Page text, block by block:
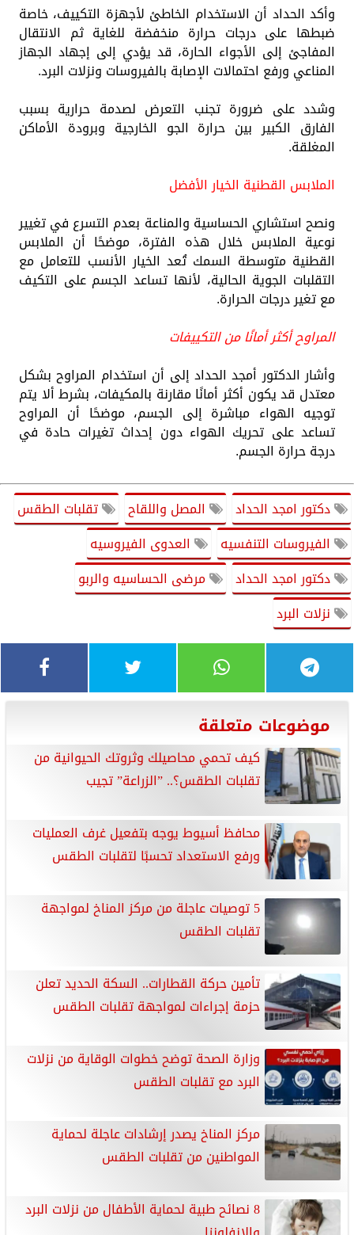
وأكد الحداد أن الاستخدام الخاطئ لأجهزة التكييف، خاصة
ضبطها على درجات حرارة منخفضة للغاية ثم الانتقال
المفاجئ إلى الأجواء الحارة، قد يؤدي إلى إجهاد الجهاز
المناعي ورفع احتمالات الإصابة بالفيروسات ونزلات البرد.
وشدد على ضرورة تجنب التعرض لصدمة حرارية بسبب
الفارق الكبير بين حرارة الجو الخارجية وبرودة الأماكن
المغلقة.
الملابس القطنية الخيار الأفضل
ونصح استشاري الحساسية والمناعة بعدم التسرع في تغيير
نوعية الملابس خلال هذه الفترة، موضحًا أن الملابس
القطنية متوسطة السمك تُعد الخيار الأنسب للتعامل مع
التقلبات الجوية الحالية، لأنها تساعد الجسم على التكيف
مع تغير درجات الحرارة.
المراوح أكثر أمانًا من التكييفات
وأشار الدكتور أمجد الحداد إلى أن استخدام المراوح بشكل
معتدل قد يكون أكثر أمانًا مقارنة بالمكيفات، بشرط ألا يتم
توجيه الهواء مباشرة إلى الجسم، موضحًا أن المراوح
تساعد على تحريك الهواء دون إحداث تغيرات حادة في
درجة حرارة الجسم.
دكتور امجد الحداد المصل واللقاح
تقلبات الطقس
الفيروسات التنفسيه
العدوى الفيروسيه
دكتور امجد الحداد
مرضى الحساسيه والربو
نزلات البرد
موضوعات متعلقة
كيف تحمي محاصيلك وثروتك الحيوانية من
تقلبات الطقس؟.. ”الزراعة” تجيب
محافظ أسيوط يوجه بتفعيل غرف العمليات
ورفع الاستعداد تحسبًا لتقلبات الطقس
5 توصيات عاجلة من مركز المناخ لمواجهة
تقلبات الطقس
​تأمين حركة القطارات.. السكة الحديد تعلن
حزمة إجراءات لمواجهة تقلبات الطقس
وزارة الصحة توضح خطوات الوقاية من نزلات
البرد مع تقلبات الطقس
مركز المناخ يصدر إرشادات عاجلة لحماية
المواطنين من تقلبات الطقس
8 نصائح طبية لحماية الأطفال من نزلات البرد